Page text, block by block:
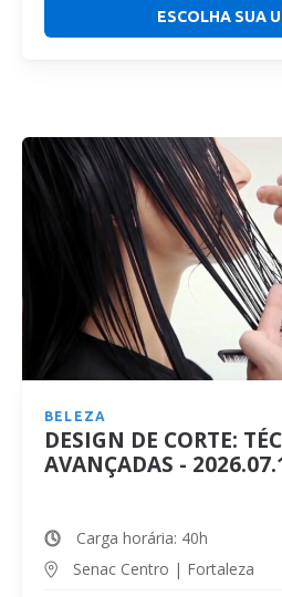
ESCOLHA SUA
BELEZA
DESIGN DE CORTE:
AVANÇADAS -
Carga horária: 40h
Senac Centro | Fortaleza